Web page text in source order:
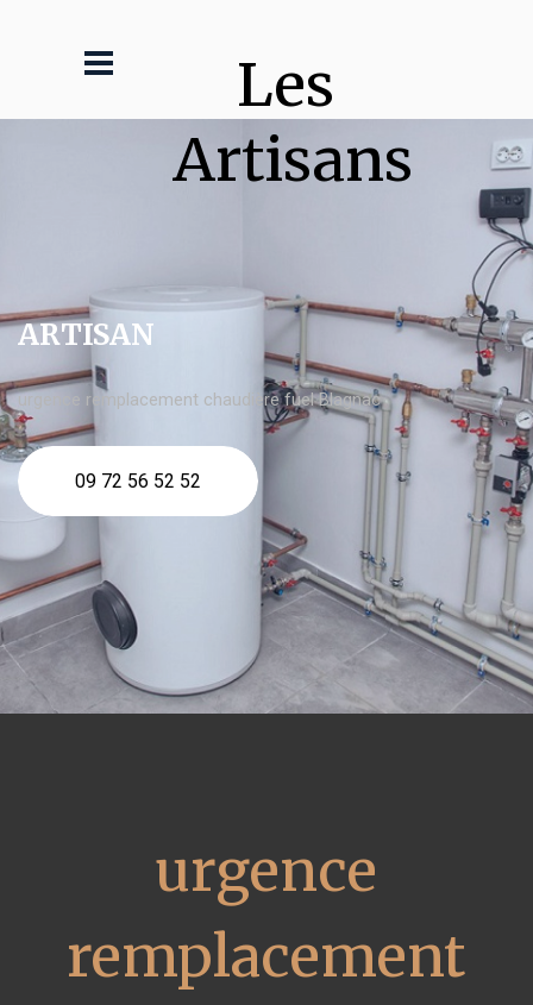
Les
Artisans
ARTISAN
urgence remplacement chaudière fuel Blagnac
09 72 56 52 52
urgence
remplacement